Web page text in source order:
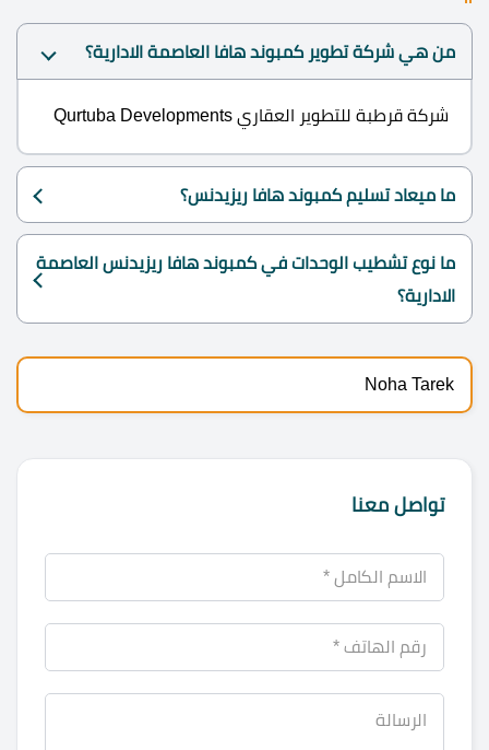
من هي شركة تطوير كمبوند هافا العاصمة الادارية؟
شركة قرطبة للتطوير العقاري Qurtuba Developments
ما ميعاد تسليم كمبوند هافا ريزيدنس؟
ما نوع تشطيب الوحدات في كمبوند هافا ريزيدنس العاصمة
الادارية؟
Noha Tarek
تواصل معنا